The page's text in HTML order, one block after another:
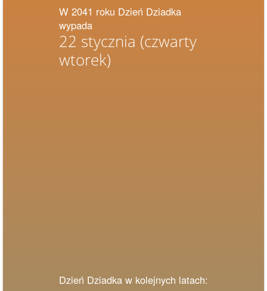
W 2041 roku Dzień Dziadka
wypada
22 stycznia (czwarty
wtorek)
Dzień Dziadka w kolejnych latach: